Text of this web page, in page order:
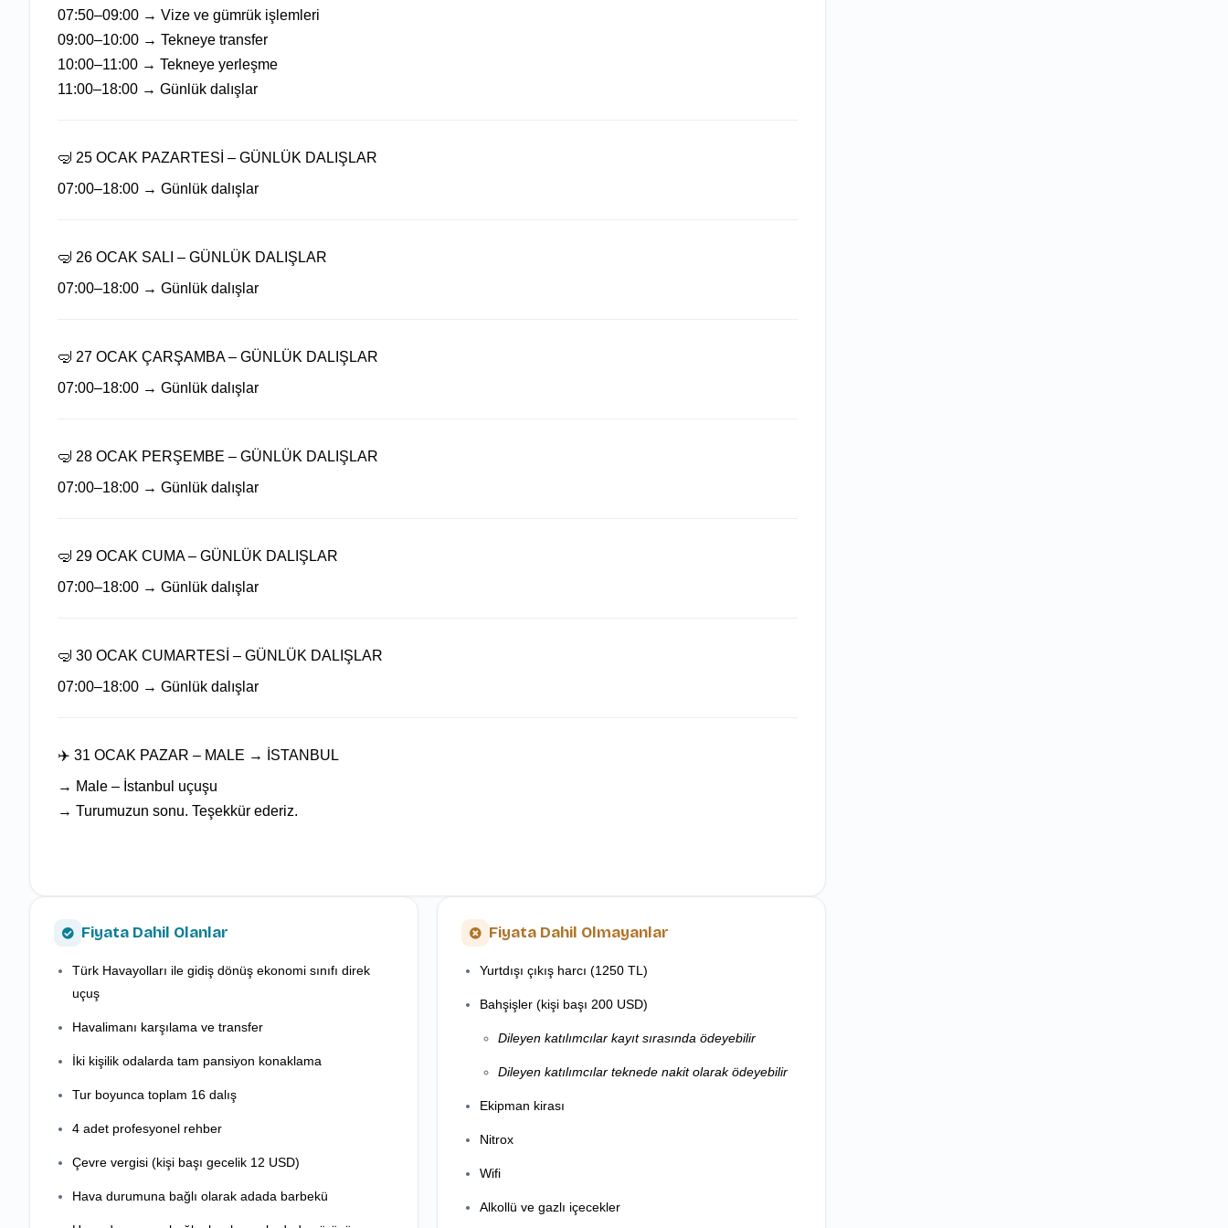
07:50–09:00 → Vize ve gümrük işlemleri
09:00–10:00 → Tekneye transfer
10:00–11:00 → Tekneye yerleşme
11:00–18:00 → Günlük dalışlar
🤿 25 OCAK PAZARTESİ – GÜNLÜK DALIŞLAR
07:00–18:00 → Günlük dalışlar
🤿 26 OCAK SALI – GÜNLÜK DALIŞLAR
07:00–18:00 → Günlük dalışlar
🤿 27 OCAK ÇARŞAMBA – GÜNLÜK DALIŞLAR
07:00–18:00 → Günlük dalışlar
🤿 28 OCAK PERŞEMBE – GÜNLÜK DALIŞLAR
07:00–18:00 → Günlük dalışlar
🤿 29 OCAK CUMA – GÜNLÜK DALIŞLAR
07:00–18:00 → Günlük dalışlar
🤿 30 OCAK CUMARTESİ – GÜNLÜK DALIŞLAR
07:00–18:00 → Günlük dalışlar
✈️ 31 OCAK PAZAR – MALE → İSTANBUL
→ Male – İstanbul uçuşu
→ Turumuzun sonu. Teşekkür ederiz.
Fiyata Dahil Olanlar
Türk Havayolları ile gidiş dönüş ekonomi sınıfı direk
uçuş
Havalimanı karşılama ve transfer
İki kişilik odalarda tam pansiyon konaklama
Tur boyunca toplam 16 dalış
4 adet profesyonel rehber
Çevre vergisi (kişi başı gecelik 12 USD)
Hava durumuna bağlı olarak adada barbekü
Fiyata Dahil Olmayanlar
Yurtdışı çıkış harcı (1250 TL)
Bahşişler (kişi başı 200 USD)
Dileyen katılımcılar kayıt sırasında ödeyebilir
Dileyen katılımcılar teknede nakit olarak ödeyebilir
Ekipman kirası
Nitrox
Wifi
Alkollü ve gazlı içecekler